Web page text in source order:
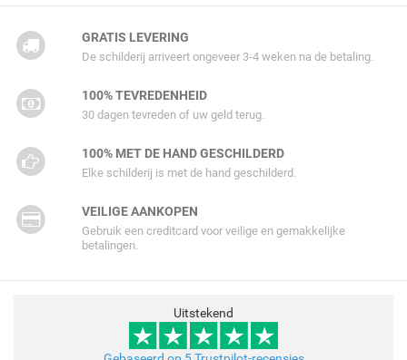
GRATIS LEVERING
De schilderij arriveert ongeveer 3-4 weken na de betaling.
100% TEVREDENHEID
30 dagen tevreden of uw geld terug.
100% MET DE HAND GESCHILDERD
Elke schilderij is met de hand geschilderd.
VEILIGE AANKOPEN
Gebruik een creditcard voor veilige en gemakkelijke
betalingen.
Uitstekend